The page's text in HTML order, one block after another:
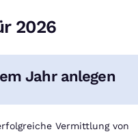
2026
Jahr anlegen
Vermittlung von